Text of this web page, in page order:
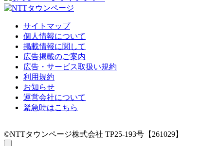
サイトマップ
個人情報について
掲載情報に関して
広告掲載のご案内
広告・サービス取扱い規約
利用規約
お知らせ
運営会社について
緊急時はこちら
©NTTタウンページ株式会社 TP25-193号【261029】